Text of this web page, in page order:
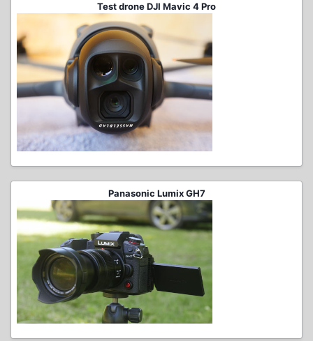
Test drone DJI Mavic 4 Pro
Panasonic Lumix GH7